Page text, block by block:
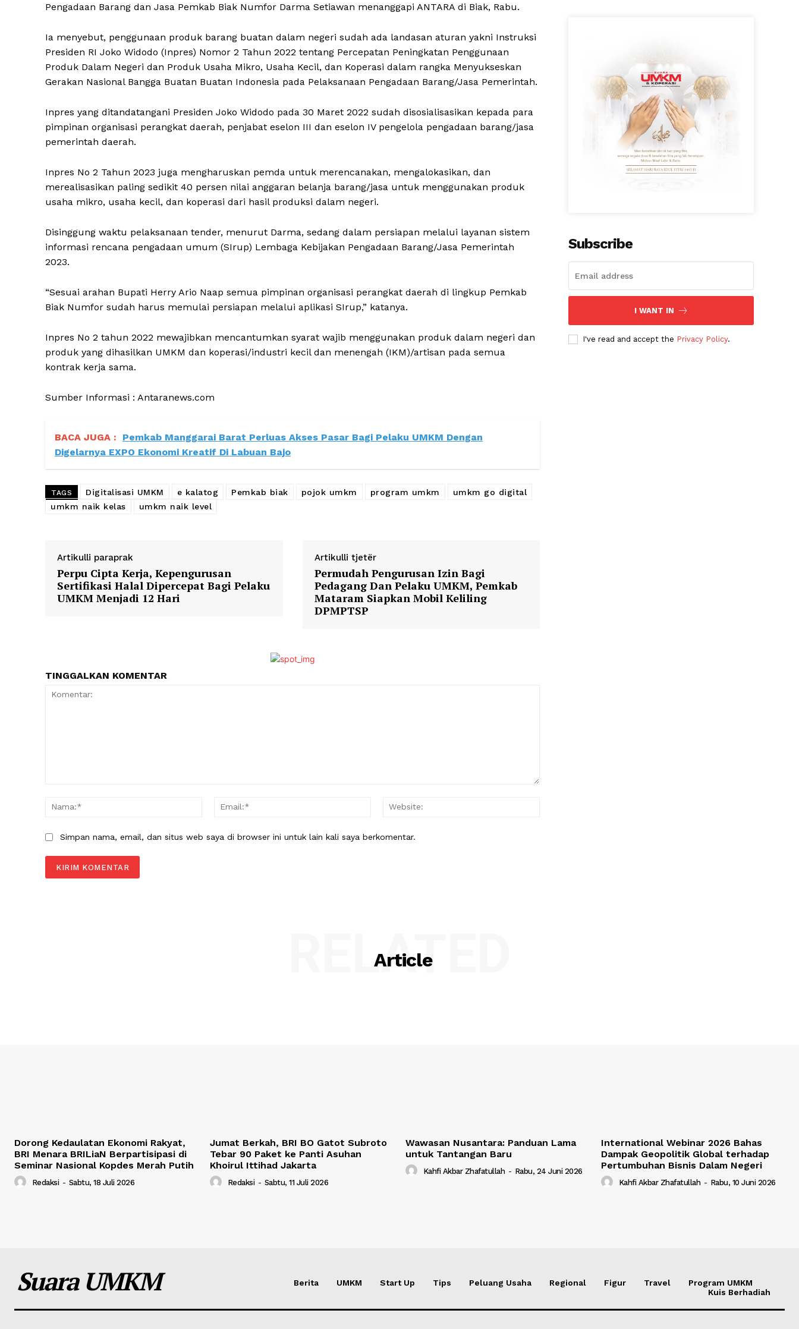
Pengadaan Barang dan Jasa Pemkab Biak Numfor Darma Setiawan menanggapi ANTARA di Biak, Rabu.
Ia menyebut, penggunaan produk barang buatan dalam negeri sudah ada landasan aturan yakni Instruksi
Presiden RI Joko Widodo (Inpres) Nomor 2 Tahun 2022 tentang Percepatan Peningkatan Penggunaan
Produk Dalam Negeri dan Produk Usaha Mikro, Usaha Kecil, dan Koperasi dalam rangka Menyukseskan
Gerakan Nasional Bangga Buatan Buatan Indonesia pada Pelaksanaan Pengadaan Barang/Jasa Pemerintah.
Inpres yang ditandatangani Presiden Joko Widodo pada 30 Maret 2022 sudah disosialisasikan kepada para
pimpinan organisasi perangkat daerah, penjabat eselon III dan eselon IV pengelola pengadaan barang/jasa
pemerintah daerah.
Inpres No 2 Tahun 2023 juga mengharuskan pemda untuk merencanakan, mengalokasikan, dan
merealisasikan paling sedikit 40 persen nilai anggaran belanja barang/jasa untuk menggunakan produk
usaha mikro, usaha kecil, dan koperasi dari hasil produksi dalam negeri.
Disinggung waktu pelaksanaan tender, menurut Darma, sedang dalam persiapan melalui layanan sistem
informasi rencana pengadaan umum (SIrup) Lembaga Kebijakan Pengadaan Barang/Jasa Pemerintah
2023.
“Sesuai arahan Bupati Herry Ario Naap semua pimpinan organisasi perangkat daerah di lingkup Pemkab
Biak Numfor sudah harus memulai persiapan melalui aplikasi SIrup,” katanya.
Inpres No 2 tahun 2022 mewajibkan mencantumkan syarat wajib menggunakan produk dalam negeri dan
produk yang dihasilkan UMKM dan koperasi/industri kecil dan menengah (IKM)/artisan pada semua
kontrak kerja sama.
Sumber Informasi : Antaranews.com
BACA JUGA :
Pemkab Manggarai Barat Perluas Akses Pasar Bagi Pelaku UMKM Dengan
Digelarnya EXPO Ekonomi Kreatif Di Labuan Bajo
TAGS Digitalisasi UMKM e kalatog Pemkab biak pojok umkm program umkm
umkm go digital
umkm naik kelas
umkm naik level
Artikulli paraprak
Perpu Cipta Kerja, Kepengurusan
Sertifikasi Halal Dipercepat Bagi Pelaku
UMKM Menjadi 12 Hari
Artikulli tjetër
Permudah Pengurusan Izin Bagi
Pedagang Dan Pelaku UMKM, Pemkab
Mataram Siapkan Mobil Keliling
DPMPTSP
TINGGALKAN KOMENTAR
Nama:*
Email:*
Simpan nama, email, dan situs web saya di browser ini untuk lain kali saya berkomentar.
Subscribe
I WANT IN
I've read and accept the Privacy Policy.
Article
RELATED
Dorong Kedaulatan Ekonomi Rakyat,
BRI Menara BRILiaN Berpartisipasi di
Seminar Nasional Kopdes Merah Putih
Redaksi - Sabtu, 18 Juli 2026
Jumat Berkah, BRI BO Gatot Subroto
Tebar 90 Paket ke Panti Asuhan
Khoirul Ittihad Jakarta
Redaksi - Sabtu, 11 Juli 2026
Wawasan Nusantara: Panduan Lama
untuk Tantangan Baru
Kahfi Akbar Zhafatullah - Rabu, 24 Juni 2026
International Webinar 2026 Bahas
Dampak Geopolitik Global terhadap
Pertumbuhan Bisnis Dalam Negeri
Kahfi Akbar Zhafatullah - Rabu, 10 Juni 2026
Suara UMKM Berita UMKM Start Up Tips Peluang Usaha Regional Figur Travel
Program UMKM
Kuis Berhadiah